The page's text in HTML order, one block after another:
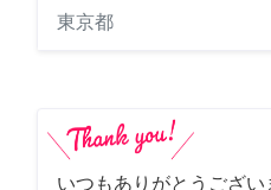
東京都
いつもありがとうござい